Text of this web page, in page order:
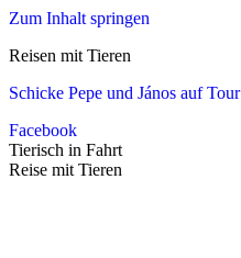
Zum Inhalt springen
Reisen mit Tieren
Schicke Pepe und János auf Tour
Facebook
Tierisch in Fahrt
Reise mit Tieren